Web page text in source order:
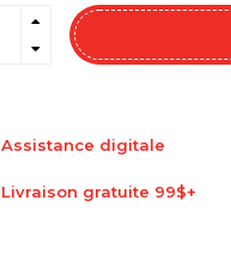
Assistance digitale
Livraison gratuite 99$+